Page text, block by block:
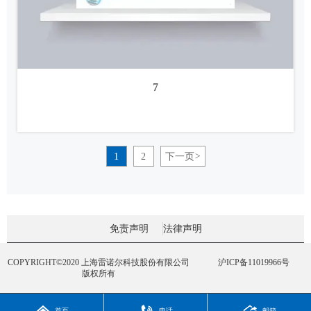
7
1 2 下一页 >
免责声明 法律声明
COPYRIGHT©2020 上海雷诺尔科技股份有限公司
版权所有
沪ICP备11019966号